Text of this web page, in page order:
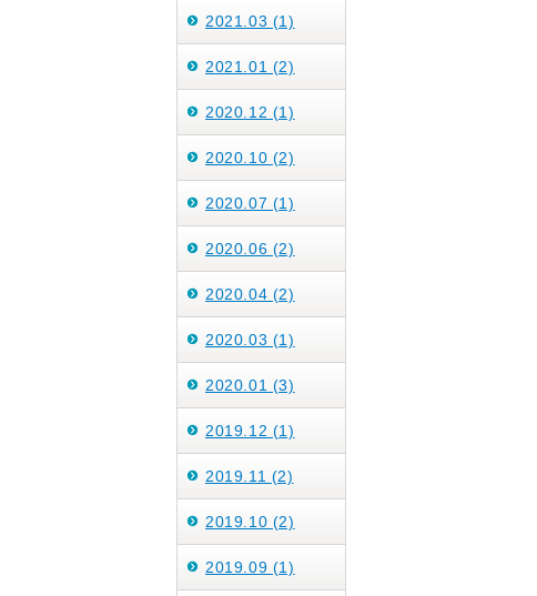
2021.03 (1)
2021.01 (2)
2020.12 (1)
2020.10 (2)
2020.07 (1)
2020.06 (2)
2020.04 (2)
2020.03 (1)
2020.01 (3)
2019.12 (1)
2019.11 (2)
2019.10 (2)
2019.09 (1)